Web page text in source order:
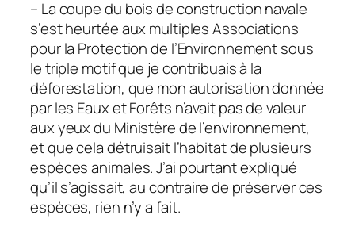
– La coupe du bois de construction navale
s’est heurtée aux multiples Associations
pour la Protection de l’Environnement sous
le triple motif que je contribuais à la
déforestation, que mon autorisation donnée
par les Eaux et Forêts n’avait pas de valeur
aux yeux du Ministère de l’environnement,
et que cela détruisait l’habitat de plusieurs
espèces animales. J’ai pourtant expliqué
qu’il s’agissait, au contraire de préserver ces
espèces, rien n’y a fait.